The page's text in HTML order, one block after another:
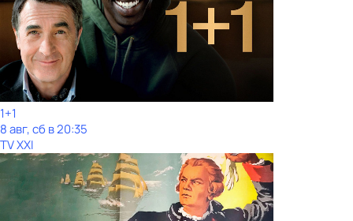
1+1
8 авг, сб в 20:35
TV XXI